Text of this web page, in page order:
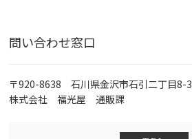
問い合わせ窓口
〒920-8638 石川県金沢市石引二丁目8-3
株式会社 福光屋 通販課